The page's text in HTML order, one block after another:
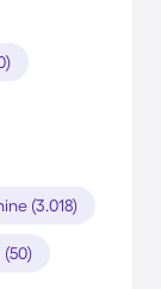
(3.018)